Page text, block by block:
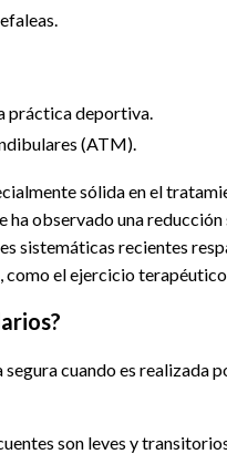
práctica deportiva.
(ATM).
sólida en el
ha observado una
sistemáticas recientes
el ejercicio terapéutico
segura cuando es
son leves y